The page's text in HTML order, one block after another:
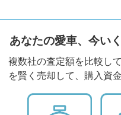
あなたの愛車、今い
複数社の査定額を比較し
を賢く売却して、購入資